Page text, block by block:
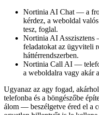
Nortinia AI Chat — a
kérdez, a weboldal
tesz, foglal.
Nortinia AI Asszisztens
feladatokat az ügyviteli
háttérrendszerben.
Nortinia Call AI —
a weboldalra vagy akár
Ugyanaz az agy fogad,
telefonba és a böngészőbe
álom — beszélgetve éred el a